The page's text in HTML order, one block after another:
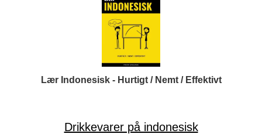
Lær Indonesisk - Hurtigt / Nemt / Effektivt
Drikkevarer på indonesisk